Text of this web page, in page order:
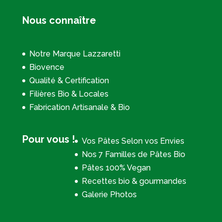
Nous connaître
Notre Marque Lazzaretti
Biovence
Qualité & Certification
Filières Bio & Locales
Fabrication Artisanale & Bio
Pour vous !
Vos Pâtes Selon vos Envies
Nos 7 Familles de Pâtes Bio
Pâtes 100% Vegan
Recettes bio & gourmandes
Galerie Photos